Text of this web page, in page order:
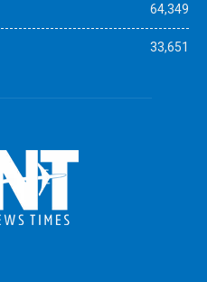
64,349
33,651